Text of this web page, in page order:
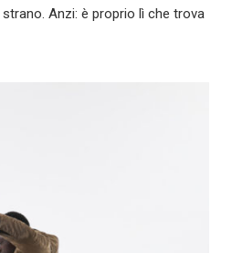
Anzi: è proprio lì che trova